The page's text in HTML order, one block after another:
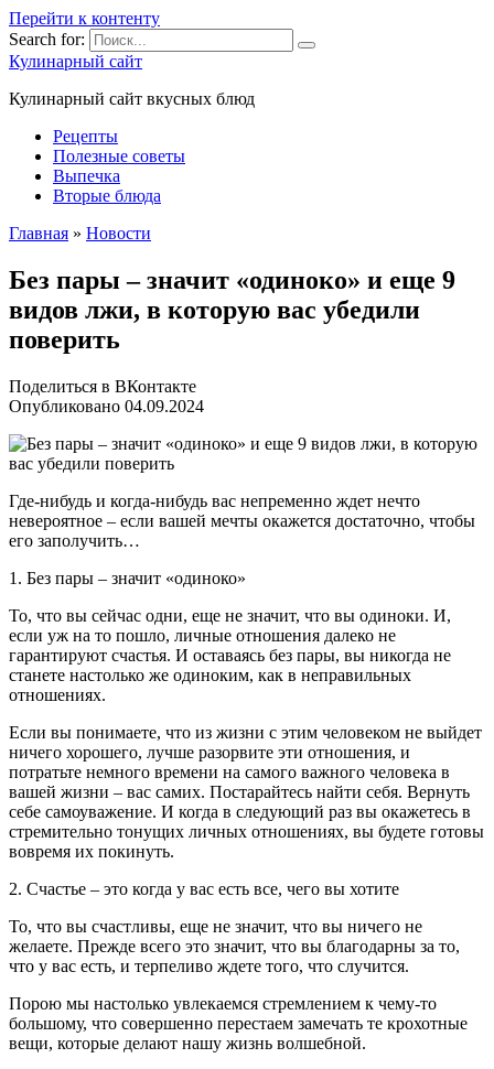
Перейти к контенту
Search for:
Кулинарный сайт
Кулинарный сайт вкусных блюд
Рецепты
Полезные советы
Выпечка
Вторые блюда
Главная » Новости
Без пары – значит «одиноко» и еще 9
видов лжи, в которую вас убедили
поверить
Поделиться в ВКонтакте
Опубликовано 04.09.2024
Где-нибудь и когда-нибудь вас непременно ждет нечто
невероятное – если вашей мечты окажется достаточно, чтобы
его заполучить…
1. Без пары – значит «одиноко»
То, что вы сейчас одни, еще не значит, что вы одиноки. И,
если уж на то пошло, личные отношения далеко не
гарантируют счастья. И оставаясь без пары, вы никогда не
станете настолько же одиноким, как в неправильных
отношениях.
Если вы понимаете, что из жизни с этим человеком не выйдет
ничего хорошего, лучше разорвите эти отношения, и
потратьте немного времени на самого важного человека в
вашей жизни – вас самих. Постарайтесь найти себя. Вернуть
себе самоуважение. И когда в следующий раз вы окажетесь в
стремительно тонущих личных отношениях, вы будете готовы
вовремя их покинуть.
2. Счастье – это когда у вас есть все, чего вы хотите
То, что вы счастливы, еще не значит, что вы ничего не
желаете. Прежде всего это значит, что вы благодарны за то,
что у вас есть, и терпеливо ждете того, что случится.
Порою мы настолько увлекаемся стремлением к чему-то
большому, что совершенно перестаем замечать те крохотные
вещи, которые делают нашу жизнь волшебной.